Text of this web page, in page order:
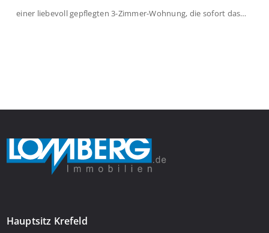
einer liebevoll gepflegten 3-Zimmer-Wohnung, die sofort das
Hauptsitz Krefeld